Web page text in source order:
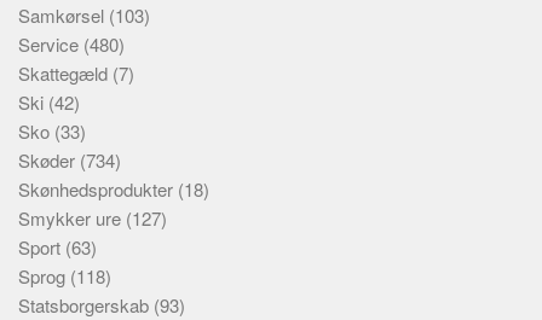
Samkørsel (103)
Service (480)
Skattegæld (7)
Ski (42)
Sko (33)
Skøder (734)
Skønhedsprodukter (18)
Smykker ure (127)
Sport (63)
Sprog (118)
Statsborgerskab (93)